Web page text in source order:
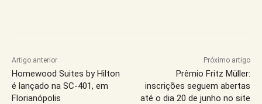
Artigo anterior
Homewood Suites by Hilton
é lançado na SC-401, em
Florianópolis
Próximo artigo
Prêmio Fritz Müller:
inscrições seguem abertas
até o dia 20 de junho no site